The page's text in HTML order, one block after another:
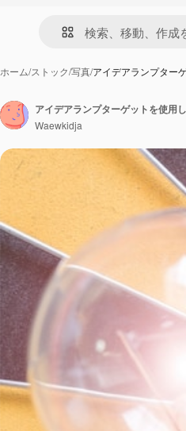
ホーム/ストック/写真/アイデアランプター
アイデアランプターゲットを使用
Waewkidja